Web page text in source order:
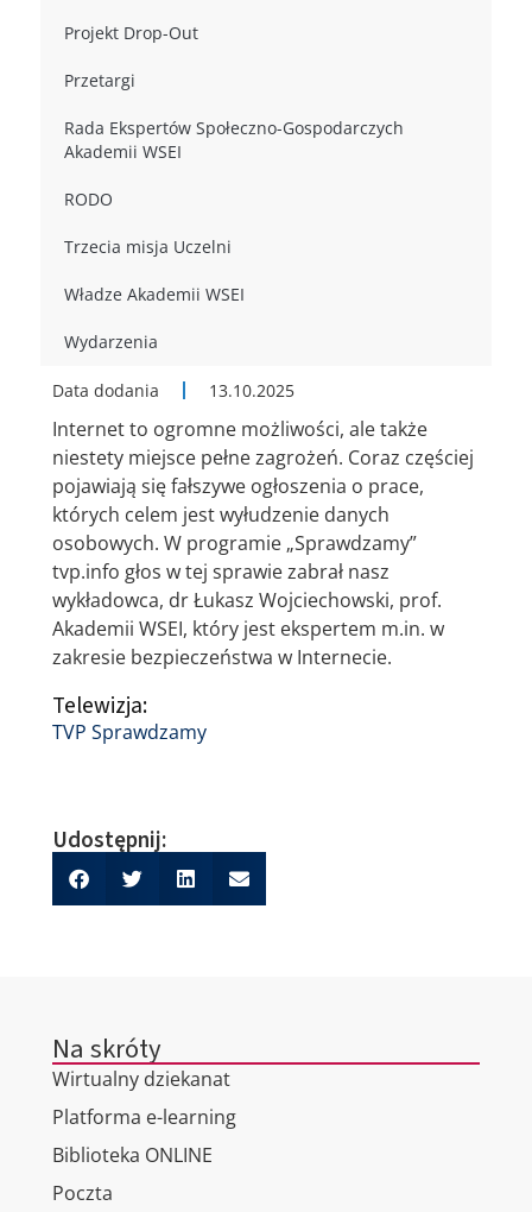
Projekt Drop-Out
Przetargi
Rada Ekspertów Społeczno-Gospodarczych
Akademii WSEI
RODO
Trzecia misja Uczelni
Władze Akademii WSEI
Wydarzenia
Data dodania 13.10.2025
Internet to ogromne możliwości, ale także
niestety miejsce pełne zagrożeń. Coraz częściej
pojawiają się fałszywe ogłoszenia o prace,
których celem jest wyłudzenie danych
osobowych. W programie „Sprawdzamy”
tvp.info głos w tej sprawie zabrał nasz
wykładowca, dr Łukasz Wojciechowski, prof.
Akademii WSEI, który jest ekspertem m.in. w
zakresie bezpieczeństwa w Internecie.
Telewizja:
TVP Sprawdzamy
Udostępnij:
Na skróty
Wirtualny dziekanat
Platforma e-learning
Biblioteka ONLINE
Poczta